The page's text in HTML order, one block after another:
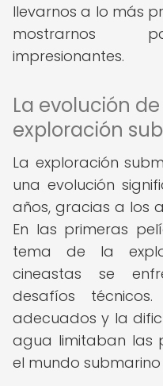
llevarnos a lo más
mostrarnos
impresionantes.
La evolución
exploración
La exploración
una evolución
años, gracias a los
En las primeras
tema de la
cineastas se
desafíos
adecuados y la
agua limitaban las
el mundo